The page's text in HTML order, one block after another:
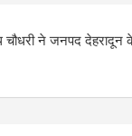
चौधरी ने जनपद